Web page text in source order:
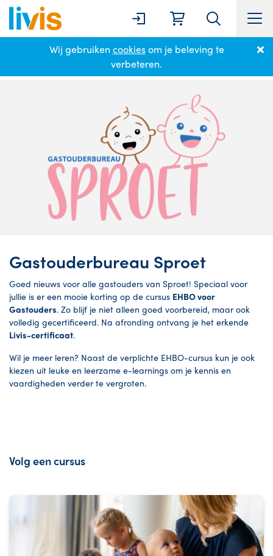
Wij gebruiken cookiesom je beleving te
verbeteren.
Gastouderbureau Sproet
Gastouderbureau Sproet
Goed nieuws voor alle gastouders van Sproet! Speciaal voor
jullie is er een mooie korting op de cursus EHBO voor
Gastouders. Zo blijf je niet alleen goed voorbereid, maar ook
volledig gecertificeerd. Na afronding ontvang je het erkende
Livis-certificaat.
Wil je meer leren? Naast de verplichte EHBO-cursus kun je ook
kiezen uit leuke en leerzame e-learnings om je kennis en
vaardigheden verder te vergroten.
Volg een cursus